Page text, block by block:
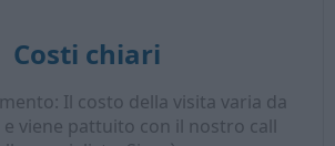
Costi chiari
Il costo della visita varia da
e viene pattuito con il nostro call